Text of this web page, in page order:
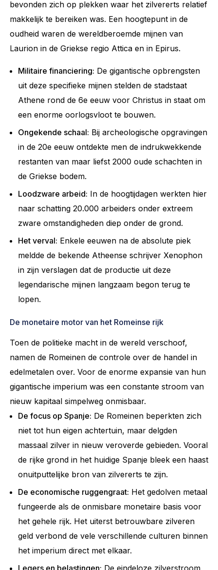
bevonden zich op plekken waar het zilvererts relatief
makkelijk te bereiken was. Een hoogtepunt in de
oudheid waren de wereldberoemde mijnen van
Laurion in de Griekse regio Attica en in Epirus.
Militaire financiering: De gigantische opbrengsten
uit deze specifieke mijnen stelden de stadstaat
Athene rond de 6e eeuw voor Christus in staat om
een enorme oorlogsvloot te bouwen.
Ongekende schaal: Bij archeologische opgravingen
in de 20e eeuw ontdekte men de indrukwekkende
restanten van maar liefst 2000 oude schachten in
de Griekse bodem.
Loodzware arbeid: In de hoogtijdagen werkten hier
naar schatting 20.000 arbeiders onder extreem
zware omstandigheden diep onder de grond.
Het verval: Enkele eeuwen na de absolute piek
meldde de bekende Atheense schrijver Xenophon
in zijn verslagen dat de productie uit deze
legendarische mijnen langzaam begon terug te
lopen.
De monetaire motor van het Romeinse rijk
Toen de politieke macht in de wereld verschoof,
namen de Romeinen de controle over de handel in
edelmetalen over. Voor de enorme expansie van hun
gigantische imperium was een constante stroom van
nieuw kapitaal simpelweg onmisbaar.
De focus op Spanje: De Romeinen beperkten zich
niet tot hun eigen achtertuin, maar delgden
massaal zilver in nieuw veroverde gebieden. Vooral
de rijke grond in het huidige Spanje bleek een haast
onuitputtelijke bron van zilvererts te zijn.
De economische ruggengraat: Het gedolven metaal
fungeerde als de onmisbare monetaire basis voor
het gehele rijk. Het uiterst betrouwbare zilveren
geld verbond de vele verschillende culturen binnen
het imperium direct met elkaar.
Legers en belastingen: De eindeloze zilverstroom